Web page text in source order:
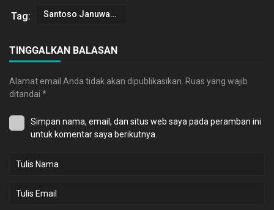
Tag: Santoso Januwarsono
TINGGALKAN BALASAN
Alamat email Anda tidak akan dipublikasikan. Ruas yang wajib
ditandai *
Simpan nama, email, dan situs web saya pada peramban ini
untuk komentar saya berikutnya.